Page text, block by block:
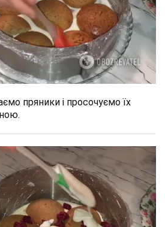
пряники і просочуємо їх